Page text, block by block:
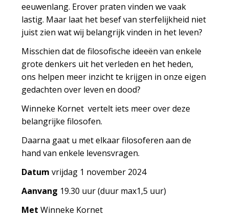
eeuwenlang. Erover praten vinden we vaak
lastig. Maar laat het besef van sterfelijkheid niet
juist zien wat wij belangrijk vinden in het leven?
Misschien dat de filosofische ideeën van enkele
grote denkers uit het verleden en het heden,
ons helpen meer inzicht te krijgen in onze eigen
gedachten over leven en dood?
Winneke Kornet vertelt iets meer over deze
belangrijke filosofen.
Daarna gaat u met elkaar filosoferen aan de
hand van enkele levensvragen.
Datumvrijdag 1 november 2024
Aanvang 19.30 uur (duur max1,5 uur)
MetWinneke Kornet